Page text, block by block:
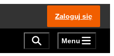
Zaloguj się
Menu